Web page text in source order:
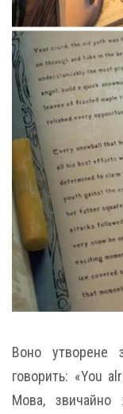
Воно утворене
говорить: «You
Мова,